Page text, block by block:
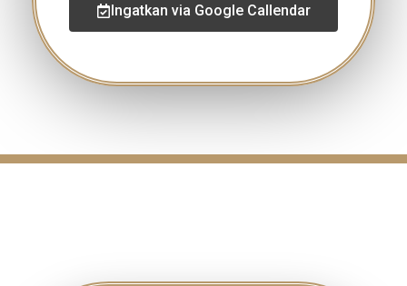
Ingatkan via Google Callendar